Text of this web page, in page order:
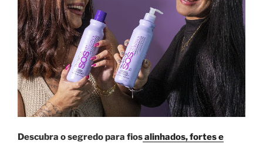
Descubra o segredo para fiosalinhados, fortes e